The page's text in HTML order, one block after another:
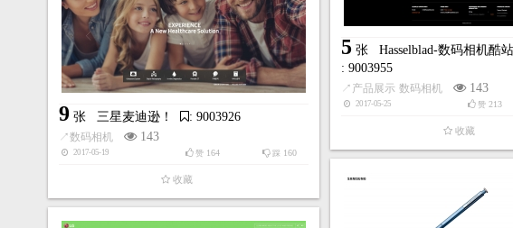
5 张 Hasselblad-数码相机酷站
: 9003955
↗ 产品展示 数码相机 143
2017-05-25 赞 213
收藏
9 张 三星麦迪逊！ : 9003926
↗数码相机 143
2017-05-19 踩 160
赞 164
收藏